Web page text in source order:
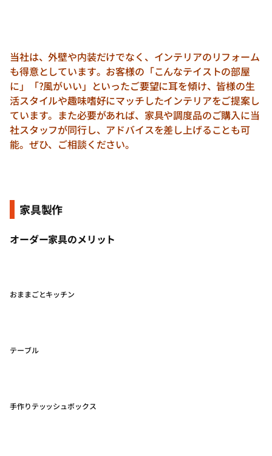
当社は、外壁や内装だけでなく、インテリアのリフォーム
も得意としています。お客様の「こんなテイストの部屋
に」「?風がいい」といったご要望に耳を傾け、皆様の生
活スタイルや趣味嗜好にマッチしたインテリアをご提案し
ています。また必要があれば、家具や調度品のご購入に当
社スタッフが同行し、アドバイスを差し上げることも可
能。ぜひ、ご相談ください。
家具製作
オーダー家具のメリット
おままごとキッチン
テーブル
手作りテッッシュボックス